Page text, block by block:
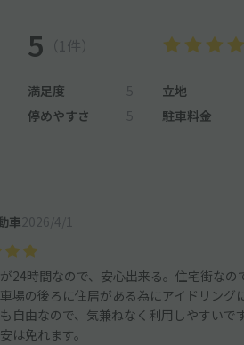
5 （1件）
満足度 5 立地
停めやすさ
5 駐車料金
車2026/4/1
24時間なので、安心出来る。住宅街なの
場の後ろに住居がある為にアイドリング
自由なので、気兼ねなく利用しやすい
は免れます。